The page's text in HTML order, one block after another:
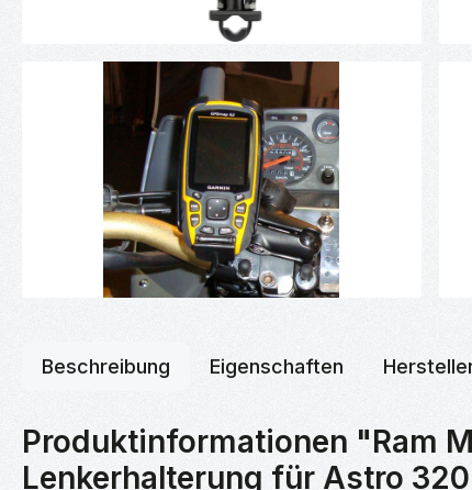
Beschreibung Eigenschaften
Produktinformationen "Ram
Lenkerhalterung für Astro